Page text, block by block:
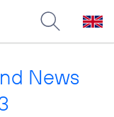
News